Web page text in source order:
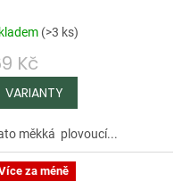
(>3 ks)
Kč
měkká plovoucí...
za méně